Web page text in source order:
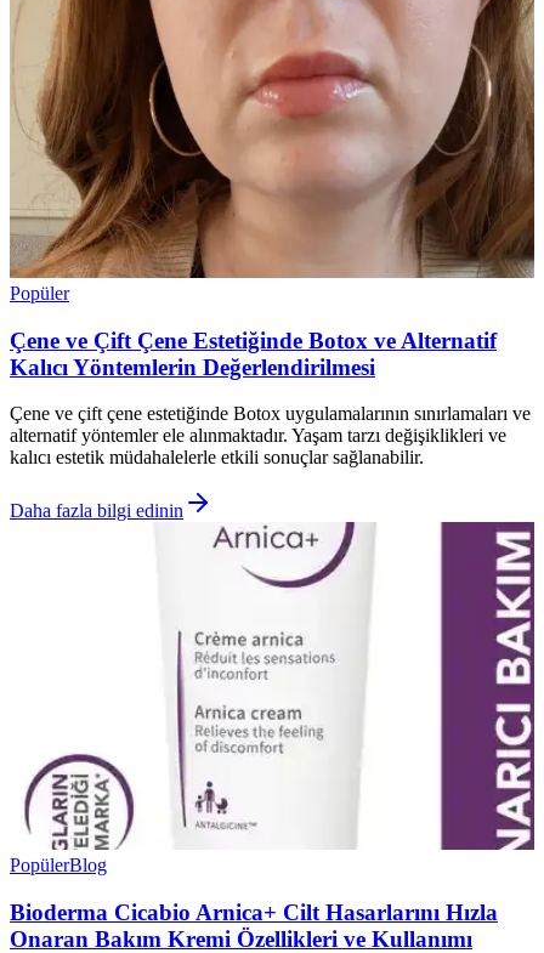
Popüler
Çene ve Çift Çene Estetiğinde Botox ve Alternatif
Kalıcı Yöntemlerin Değerlendirilmesi
Çene ve çift çene estetiğinde Botox uygulamalarının sınırlamaları ve
alternatif yöntemler ele alınmaktadır. Yaşam tarzı değişiklikleri ve
kalıcı estetik müdahalelerle etkili sonuçlar sağlanabilir.
Daha fazla bilgi edinin
PopülerBlog
Bioderma Cicabio Arnica+ Cilt Hasarlarını Hızla
Onaran Bakım Kremi Özellikleri ve Kullanımı